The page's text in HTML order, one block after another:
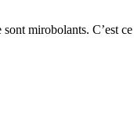
mirobolants. C’est